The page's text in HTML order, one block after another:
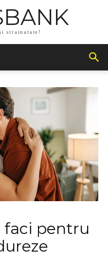
strainatate!
faci pentru